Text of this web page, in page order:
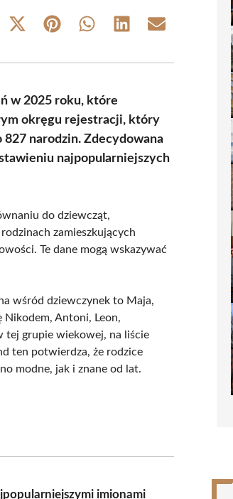
Share
(Twitter)
Share Share Share Share
w 2025 roku, które
okręgu rejestracji, który
narodzin. Zdecydowana
najpopularniejszych
do dziewcząt,
zamieszkujących
Te dane mogą wskazywać
wśród dziewczynek to Maja,
Nikodem, Antoni, Leon,
tej grupie wiekowej, na liście
ten potwierdza, że rodzice
modne, jak i znane od lat.
imionami